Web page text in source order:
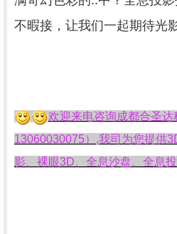
不暇接，让我们一起期待光
欢迎来电咨询成都合圣达
13060030075）,我司为您提供
影、裸眼3D、全息沙盘、全息